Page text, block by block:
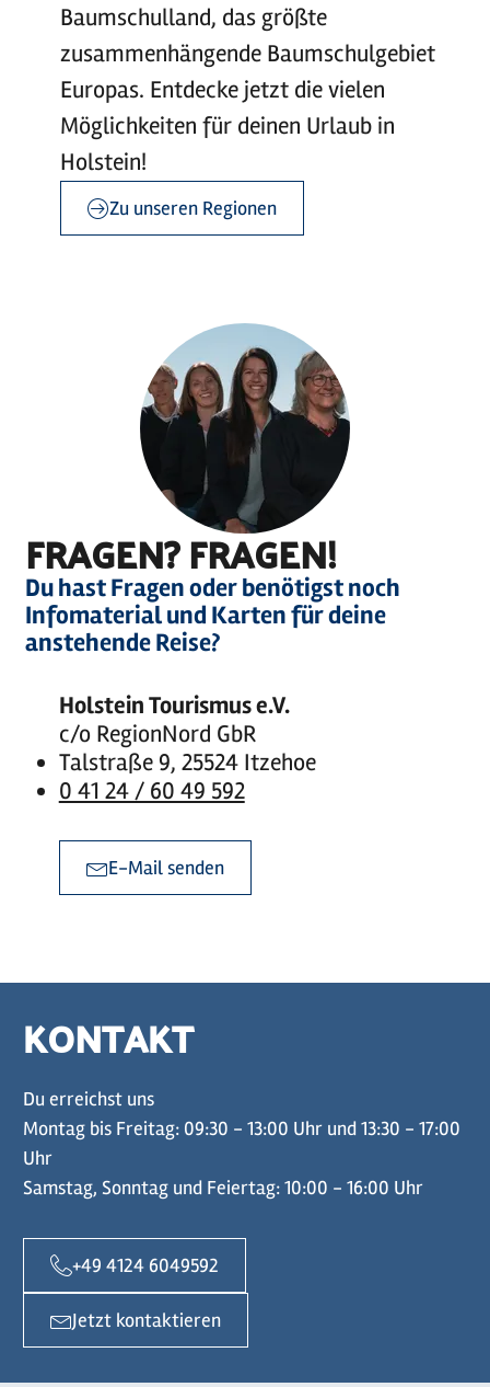
Baumschulland, das größte
zusammenhängende Baumschulgebiet
Europas. Entdecke jetzt die vielen
Möglichkeiten für deinen Urlaub in
Holstein!
Zu unseren Regionen
FRAGEN? FRAGEN!
Du hast Fragen oder benötigst noch
Infomaterial und Karten für deine
anstehende Reise?
Holstein Tourismus e.V.
c/o RegionNord GbR
Talstraße 9, 25524 Itzehoe
0 41 24 / 60 49 592
E-Mail senden
KONTAKT
Du erreichst uns
Montag bis Freitag: 09:30 - 13:00 Uhr und 13:30 - 17:00
Uhr
Samstag, Sonntag und Feiertag: 10:00 - 16:00 Uhr
+49 4124 6049592
Jetzt kontaktieren